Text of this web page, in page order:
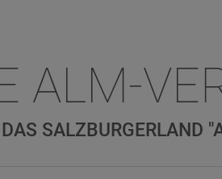
ALM-
SALZBURGERLAND